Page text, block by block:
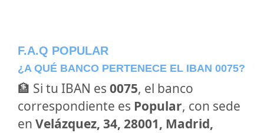
F.A.Q POPULAR
¿A QUÉ BANCO PERTENECE EL IBAN 0075?
🏦 Si tu IBAN es 0075, el banco
correspondiente es Popular, con sede
en Velázquez, 34, 28001, Madrid,